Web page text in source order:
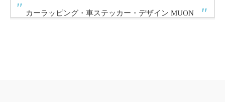
カーラッピング・車ステッカー・デザイン MUON